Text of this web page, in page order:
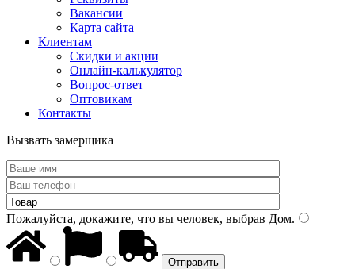
Вакансии
Карта сайта
Клиентам
Скидки и акции
Онлайн-калькулятор
Вопрос-ответ
Оптовикам
Контакты
Вызвать замерщика
Пожалуйста, докажите, что вы человек, выбрав Дом.